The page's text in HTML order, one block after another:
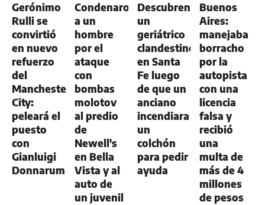
Gerónimo
Rulli se
convirtió
en nuevo
refuerzo
del
Manchester
City:
peleará el
puesto
con
Gianluigi
Donnarumma
Condenaron
a un
hombre
por el
ataque
con
bombas
molotov
al predio
de
Newell's
en Bella
Vista y al
auto de
un juvenil
Descubren
un
geriátrico
clandestino
en Santa
Fe luego
de que un
anciano
incendiara
un
colchón
para pedir
ayuda
Buenos
Aires:
manejaba
borracho
por la
autopista
con una
licencia
falsa y
recibió
una
multa de
más de 4
millones
de pesos